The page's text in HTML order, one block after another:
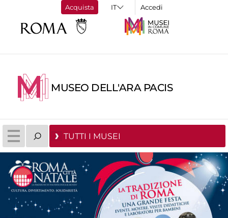
Acquista Accedi
MUSEO DELL'ARA PACIS
TUTTI I MUSEI